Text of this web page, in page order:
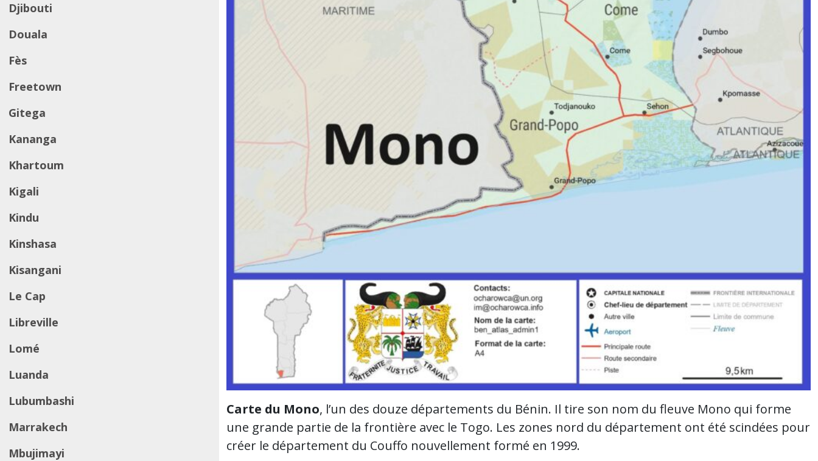
Djibouti
Douala
Fès
Freetown
Gitega
Kananga
Khartoum
Kigali
Kindu
Kinshasa
Kisangani
Le Cap
Libreville
Lomé
Luanda
Lubumbashi
Marrakech
Mbujimayi
Carte du Mono, l’un des douze départements du Bénin. Il tire son nom du fleuve Mono qui forme
une grande partie de la frontière avec le Togo. Les zones nord du département ont été scindées pour
créer le département du Couffo nouvellement formé en 1999.